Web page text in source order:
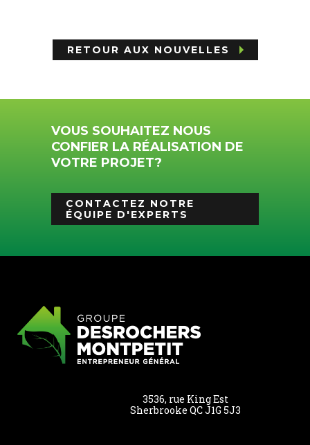
RETOUR AUX NOUVELLES
VOUS SOUHAITEZ NOUS
CONFIER LA RÉALISATION DE
VOTRE PROJET?
CONTACTEZ NOTRE
ÉQUIPE D'EXPERTS
3536, rue King Est
Sherbrooke QC J1G 5J3